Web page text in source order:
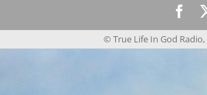
© True Life In God Radio,